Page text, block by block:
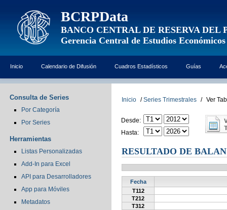
BCRPData
BANCO CENTRAL DE RESERVA DEL
Gerencia Central de Estudios Económicos
Inicio Calendario de Difusión Cuadros Estadísticos Guías
Consulta de Series
Por Categoría
Por Series
Herramientas
Listas Personalizadas
Add-In para Excel
API para Desarrolladores
App para Móviles
Metadatos
Inicio / Series Trimestrales / Ver
Desde:
Hasta:
RESULTADO DE
Fecha
T112
T212
T312